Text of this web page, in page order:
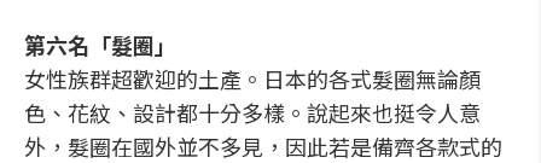
第六名「髮圈」
女性族群超歡迎的土產。日本的各式髮圈無論顏
色、花紋、設計都十分多樣。說起來也挺令人意
外，髮圈在國外並不多見，因此若是備齊各款式的